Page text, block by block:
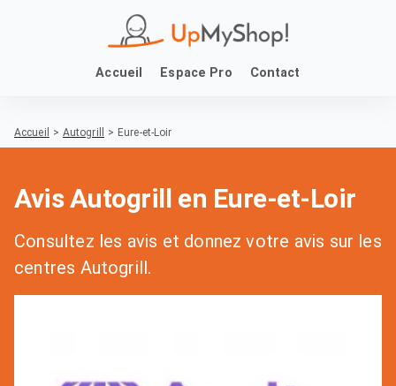
Accueil Espace Pro Contact
Accueil > Autogrill > Eure-et-Loir
Avis Autogrill en Eure-et-Loir
Consultez les avis et donnez votre avis sur les
centres Autogrill.